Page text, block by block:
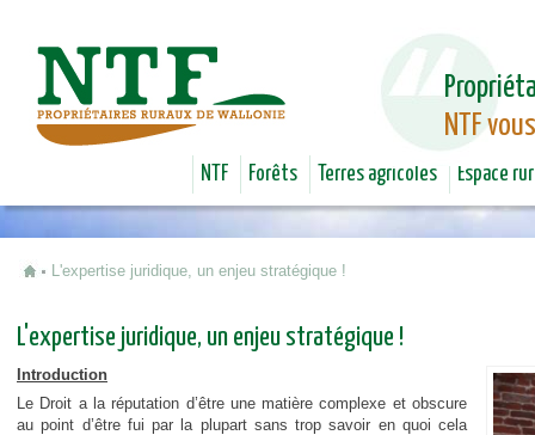
NTF
NTF Forêts Terres agricoles Espace
L'expertise juridique, un enjeu stratégique !
L'expertise juridique, un enjeu stratégique !
Introduction
Le Droit a la réputation d’être une matière complexe et obscure
au point d’être fui par la plupart sans trop savoir en quoi cela